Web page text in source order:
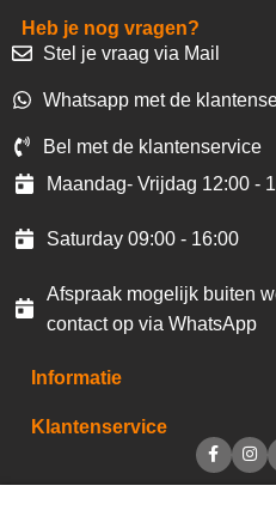
Heb je nog vragen?
Stel je vraag via Mail
Whatsapp met de
Bel met de klantenservice
Maandag- Vrijdag 12:00 -
Saturday 09:00 - 16:00
Afspraak mogelijk buiten
contact op via WhatsApp
Informatie
Klantenservice